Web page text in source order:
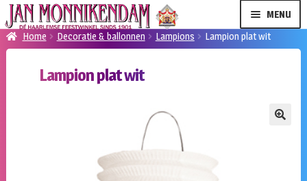
Ga
door
naar
Ga
naar
de
MENU
Klantenservice
Home Decoratie & ballonnen Lampions Lampion plat wit
Lampion plat wit